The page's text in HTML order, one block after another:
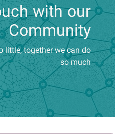
with our
Community
little, together we can do
so much